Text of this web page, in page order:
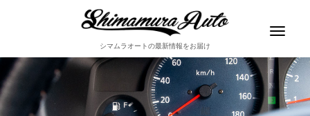
シマムラオートの最新情報をお届け
Toggle